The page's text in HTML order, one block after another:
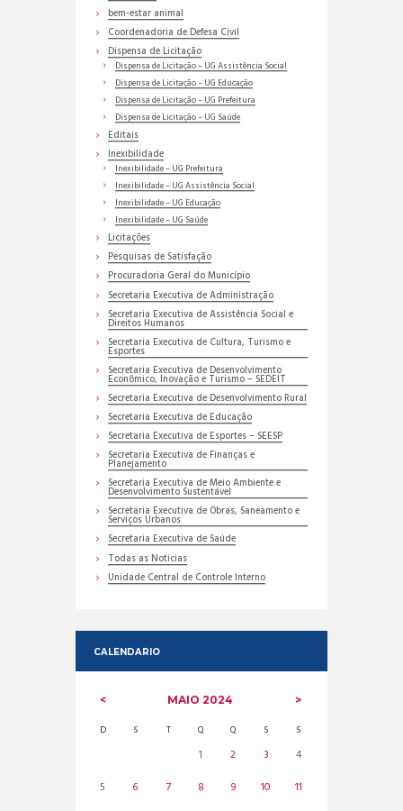
bem-estar animal
Coordenadoria de Defesa Civil
Dispensa de Licitação
Dispensa de Licitação – UG Assistência Social
Dispensa de Licitação – UG Educação
Dispensa de Licitação – UG Prefeitura
Dispensa de Licitação – UG Saúde
Editais
Inexibilidade
Inexibilidade – UG Prefeitura
Inexibilidade – UG Assistência Social
Inexibilidade – UG Educação
Inexibilidade – UG Saúde
Licitações
Pesquisas de Satisfação
Procuradoria Geral do Município
Secretaria Executiva de Administração
Secretaria Executiva de Assistência Social e
Direitos Humanos
Secretaria Executiva de Cultura, Turismo e
Esportes
Secretaria Executiva de Desenvolvimento
Econômico, Inovação e Turismo – SEDEIT
Secretaria Executiva de Desenvolvimento Rural
Secretaria Executiva de Educação
Secretaria Executiva de Esportes – SEESP
Secretaria Executiva de Finanças e
Planejamento
Secretaria Executiva de Meio Ambiente e
Desenvolvimento Sustentável
Secretaria Executiva de Obras, Saneamento e
Serviços Urbanos
Secretaria Executiva de Saúde
Todas as Noticias
Unidade Central de Controle Interno
CALENDARIO
MAIO2024
D S T Q Q S S
1 2 3
4
5
6 7 8 9 10 11